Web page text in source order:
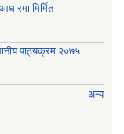
मिर्मित
पाठ्यक्रम २०७५
अन्य